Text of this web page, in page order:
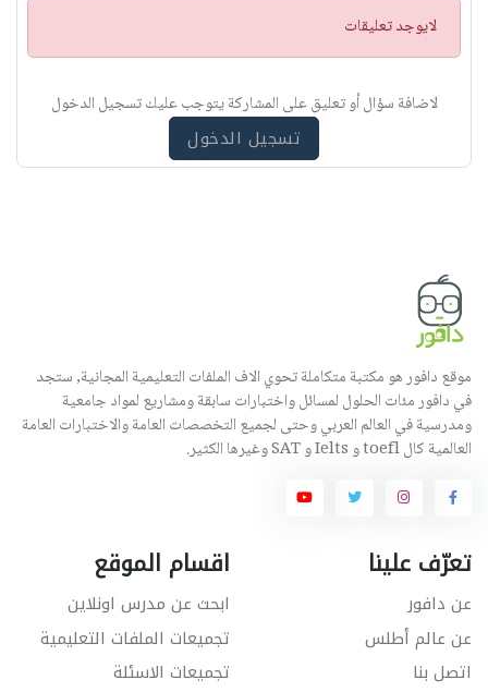
ت
ن
ي
لايوجد تعليقات
لاضافة سؤال أو تعليق على المشاركة يتوجب عليك تسجيل الدخول
تسجيل الدخول
موقع دافور هو مكتبة متكاملة تحوي الاف الملفات التعليمية المجانية, ستجد
في دافور مئات الحلول لمسائل واختبارات سابقة ومشاريع لمواد جامعية
ومدرسية في العالم العربي وحتى لجميع التخصصات العامة والاختبارات العامة
العالمية كال toefl و Ielts و SAT وغيرها الكثير.
تعرّف علينا
عن دافور
عن عالم أطلس
اتصل بنا
اقسام الموقع
ابحث عن مدرس اونلاين
تجميعات الملفات التعليمية
تجميعات الاسئلة